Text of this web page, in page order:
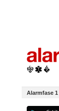
Alarmfase